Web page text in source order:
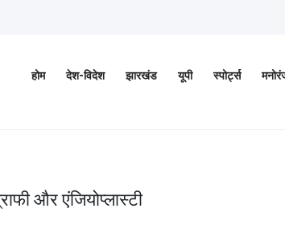
होम देश-विदेश झारखंड यूपी स्पोर्ट्स
और एंजियोप्लास्टी